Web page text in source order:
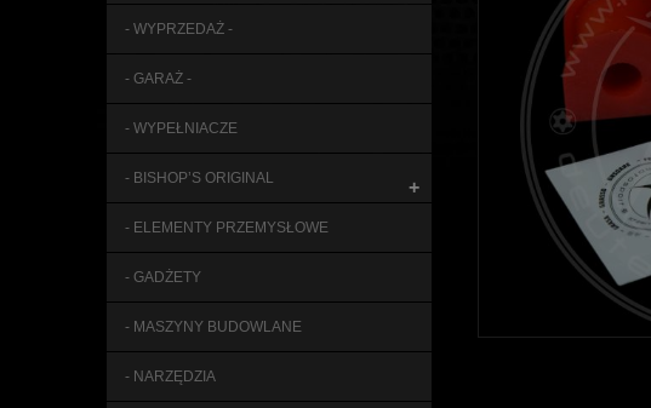
- WYPRZEDAŻ -
- GARAŻ -
- WYPEŁNIACZE
- BISHOP’S ORIGINAL +
- ELEMENTY PRZEMYSŁOWE
- GADŻETY
- MASZYNY BUDOWLANE
- NARZĘDZIA